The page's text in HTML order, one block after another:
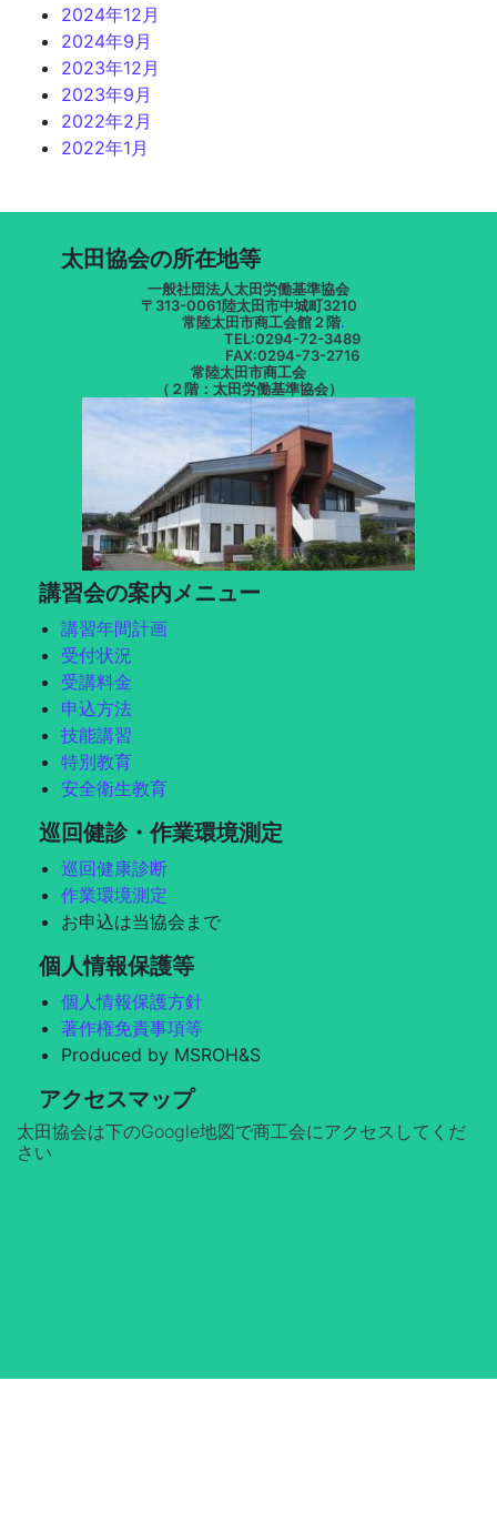
2024年12月
2024年9月
2023年12月
2023年9月
2022年2月
2022年1月
太田協会の所在地等
一般社団法人太田労働基準協会
〒313-0061陸太田市中城町3210
常陸太田市商工会館２階.
TEL:0294-72-3489
FAX:0294-73-2716
常陸太田市商工会
（２階：太田労働基準協会）
講習会の案内メニュー
講習年間計画
受付状況
受講料金
申込方法
技能講習
特別教育
安全衛生教育
巡回健診・作業環境測定
巡回健康診断
作業環境測定
お申込は当協会まで
個人情報保護等
個人情報保護方針
著作権免責事項等
Produced by MSROH&S
アクセスマップ
太田協会は下のGoogle地図で商工会にアクセスしてくだ
さい